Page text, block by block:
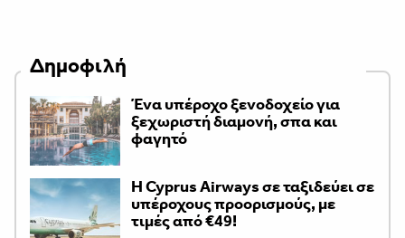
Δημοφιλή
Ένα υπέροχο ξενοδοχείο για
ξεχωριστή διαμονή, σπα και
φαγητό
H Cyprus Airways σε ταξιδεύει σε
υπέροχους προορισμούς, με
τιμές από €49!